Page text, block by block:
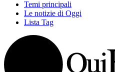
Temi principali
Le notizie di Oggi
Lista Tag